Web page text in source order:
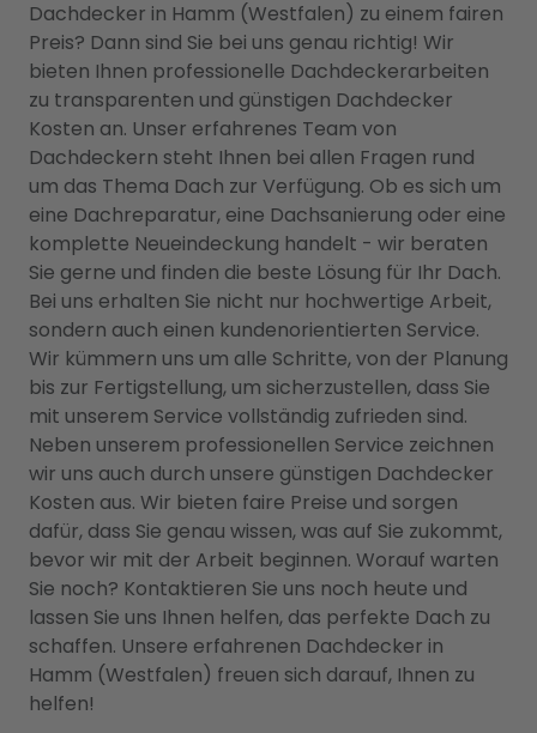
Dachdecker in Hamm (Westfalen) zu einem fairen
Preis? Dann sind Sie bei uns genau richtig! Wir
bieten Ihnen professionelle Dachdeckerarbeiten
zu transparenten und günstigen Dachdecker
Kosten an. Unser erfahrenes Team von
Dachdeckern steht Ihnen bei allen Fragen rund
um das Thema Dach zur Verfügung. Ob es sich um
eine Dachreparatur, eine Dachsanierung oder eine
komplette Neueindeckung handelt - wir beraten
Sie gerne und finden die beste Lösung für Ihr Dach.
Bei uns erhalten Sie nicht nur hochwertige Arbeit,
sondern auch einen kundenorientierten Service.
Wir kümmern uns um alle Schritte, von der Planung
bis zur Fertigstellung, um sicherzustellen, dass Sie
mit unserem Service vollständig zufrieden sind.
Neben unserem professionellen Service zeichnen
wir uns auch durch unsere günstigen Dachdecker
Kosten aus. Wir bieten faire Preise und sorgen
dafür, dass Sie genau wissen, was auf Sie zukommt,
bevor wir mit der Arbeit beginnen. Worauf warten
Sie noch? Kontaktieren Sie uns noch heute und
lassen Sie uns Ihnen helfen, das perfekte Dach zu
schaffen. Unsere erfahrenen Dachdecker in
Hamm (Westfalen) freuen sich darauf, Ihnen zu
helfen!